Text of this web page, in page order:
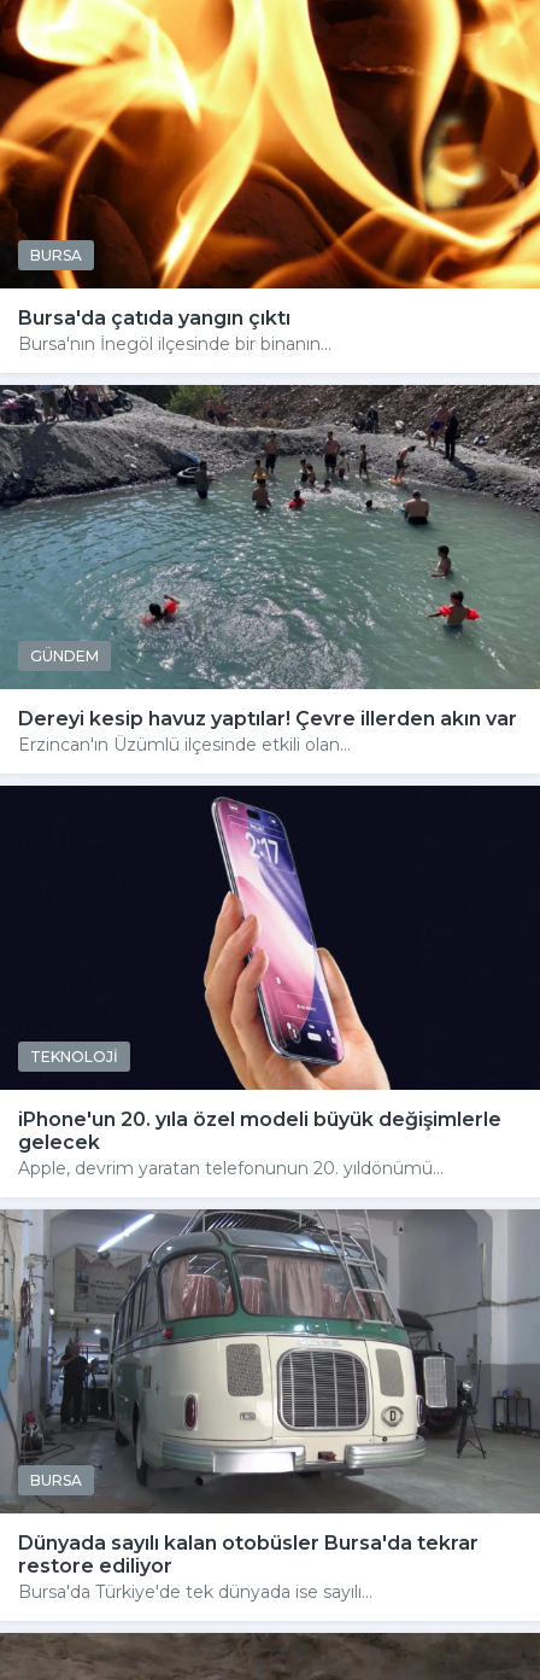
BURSA
Bursa'da çatıda yangın çıktı
Bursa'nın İnegöl ilçesinde bir binanın...
GÜNDEM
Dereyi kesip havuz yaptılar! Çevre illerden akın var
Erzincan'ın Üzümlü ilçesinde etkili olan...
TEKNOLOJİ
iPhone'un 20. yıla özel modeli büyük değişimlerle
gelecek
Apple, devrim yaratan telefonunun 20. yıldönümü...
BURSA
Dünyada sayılı kalan otobüsler Bursa'da tekrar
restore ediliyor
Bursa'da Türkiye'de tek dünyada ise sayılı...